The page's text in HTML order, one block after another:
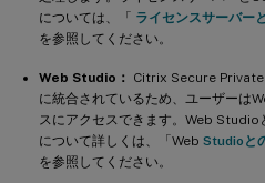
については、「 ライセンスサーバ
を参照してください。
Web Studio：
Citrix Secure
に統合されているため、ユーザーは
スにアクセスできます。Web
について詳しくは、「Web Studioと
を参照してください。